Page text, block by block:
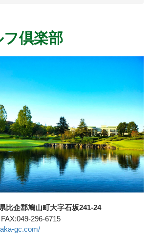
倶楽部
比企郡鳩山町大字石坂241-24
296-6715
gc.com/